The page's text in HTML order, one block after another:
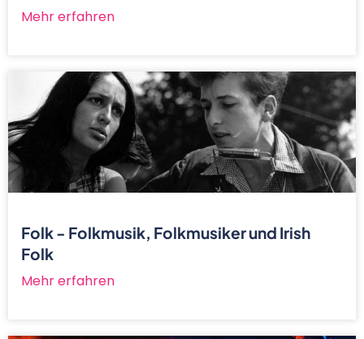
Mehr erfahren
Folk - Folkmusik, Folkmusiker und Irish
Folk
Mehr erfahren